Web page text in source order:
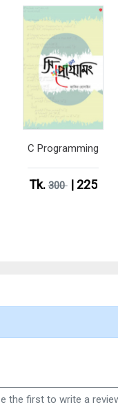
C Programming
Tk.300| 225
the first to write a